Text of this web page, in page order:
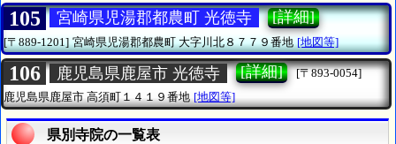
105 宮崎県児湯郡都農町 光徳寺 [詳細]
[〒889-1201] 宮崎県児湯郡都農町大字川北８７７９番地 [地図等]
106 鹿児島県鹿屋市 光徳寺 [詳細]
[〒893-0054]
鹿児島県鹿屋市高須町１４１９番地 [地図等]
県別寺院の一覧表